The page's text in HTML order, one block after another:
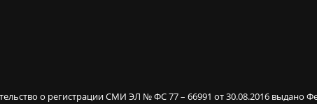
о регистрации СМИ ЭЛ № ФС 77 – 66991 от 30.08.2016 выдано